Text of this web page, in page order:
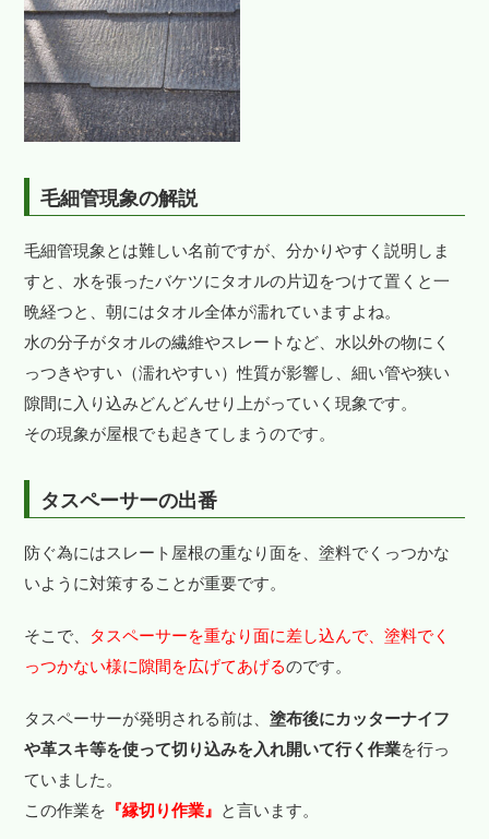
毛細管現象の解説
毛細管現象とは難しい名前ですが、分かりやすく説明しま
すと、水を張ったバケツにタオルの片辺をつけて置くと一
晩経つと、朝にはタオル全体が濡れていますよね。
水の分子がタオルの繊維やスレートなど、水以外の物にく
っつきやすい（濡れやすい）性質が影響し、細い管や狭い
隙間に入り込みどんどんせり上がっていく現象です。
その現象が屋根でも起きてしまうのです。
タスペーサーの出番
防ぐ為にはスレート屋根の重なり面を、塗料でくっつかな
いように対策することが重要です。
そこで、 タスペーサーを重なり面に差し込んで、塗料でく
っつかない様に隙間を広げてあげるのです。
タスペーサーが発明される前は、塗布後にカッターナイフ
や革スキ等を使って切り込みを入れ開いて行く作業を行っ
ていました。
この作業を 『縁切り作業』 と言います。